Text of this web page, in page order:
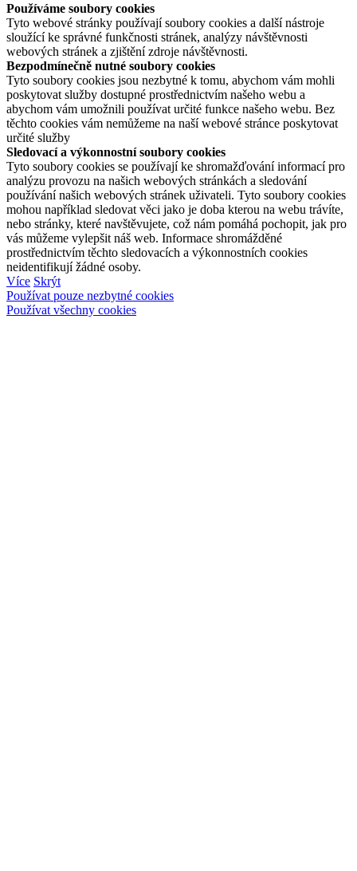
Používáme soubory cookies
Tyto webové stránky používají soubory cookies a další nástroje
sloužící ke správné funkčnosti stránek, analýzy návštěvnosti
webových stránek a zjištění zdroje návštěvnosti.
Bezpodmínečně nutné soubory cookies
Tyto soubory cookies jsou nezbytné k tomu, abychom vám mohli
poskytovat služby dostupné prostřednictvím našeho webu a
abychom vám umožnili používat určité funkce našeho webu. Bez
těchto cookies vám nemůžeme na naší webové stránce poskytovat
určité služby
Sledovací a výkonnostní soubory cookies
Tyto soubory cookies se používají ke shromažďování informací pro
analýzu provozu na našich webových stránkách a sledování
používání našich webových stránek uživateli. Tyto soubory cookies
mohou například sledovat věci jako je doba kterou na webu trávíte,
nebo stránky, které navštěvujete, což nám pomáhá pochopit, jak pro
vás můžeme vylepšit náš web. Informace shromážděné
prostřednictvím těchto sledovacích a výkonnostních cookies
neidentifikují žádné osoby.
Více Skrýt
Používat pouze nezbytné cookies
Používat všechny cookies